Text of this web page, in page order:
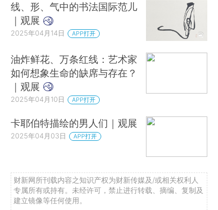
线、形、气中的书法国际范儿
｜观展
2025年04月14日 APP打开
油炸鲜花、万条红线：艺术家
如何想象生命的缺席与存在？
｜观展
2025年04月10日 APP打开
卡耶伯特描绘的男人们｜观展
2025年04月03日 APP打开
财新网所刊载内容之知识产权为财新传媒及/或相关权利人
专属所有或持有。未经许可，禁止进行转载、摘编、复制及
建立镜像等任何使用。